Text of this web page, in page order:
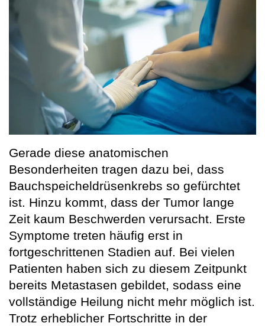
Gerade diese anatomischen
Besonderheiten tragen dazu bei, dass
Bauchspeicheldrüsenkrebs so gefürchtet
ist. Hinzu kommt, dass der Tumor lange
Zeit kaum Beschwerden verursacht. Erste
Symptome treten häufig erst in
fortgeschrittenen Stadien auf. Bei vielen
Patienten haben sich zu diesem Zeitpunkt
bereits Metastasen gebildet, sodass eine
vollständige Heilung nicht mehr möglich ist.
Trotz erheblicher Fortschritte in der